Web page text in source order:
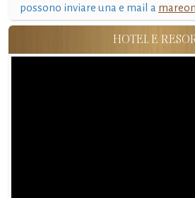
possono inviare una e mail a
HOTEL E